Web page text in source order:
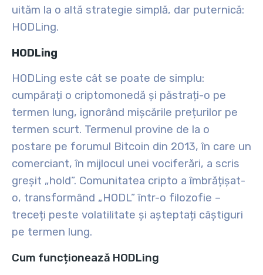
uităm la o altă strategie simplă, dar puternică:
HODLing.
HODLing
HODLing este cât se poate de simplu:
cumpărați o criptomonedă și păstrați-o pe
termen lung, ignorând mișcările prețurilor pe
termen scurt. Termenul provine de la o
postare pe forumul Bitcoin din 2013, în care un
comerciant, în mijlocul unei vociferări, a scris
greșit „hold”. Comunitatea cripto a îmbrățișat-
o, transformând „HODL” într-o filozofie –
treceți peste volatilitate și așteptați câștiguri
pe termen lung.
Cum funcționează HODLing